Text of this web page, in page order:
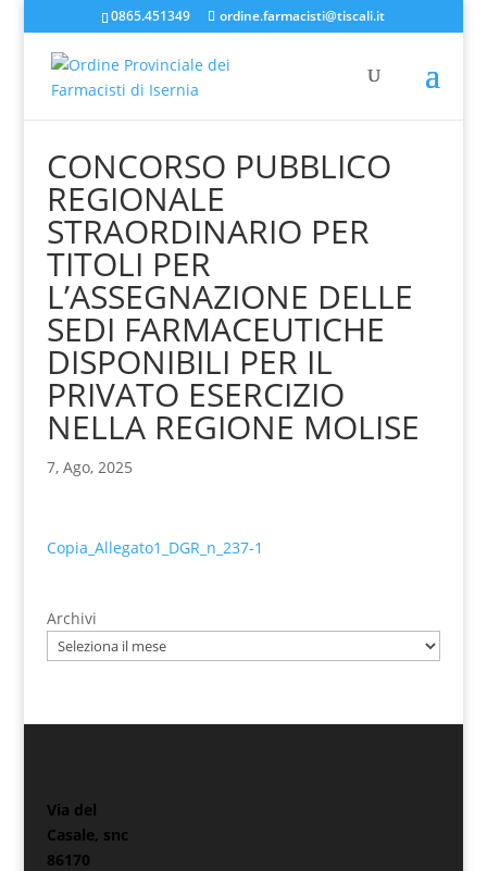
0865.451349 ordine.farmacisti@tiscali.it
CONCORSO PUBBLICO
REGIONALE
STRAORDINARIO PER
TITOLI PER
L’ASSEGNAZIONE DELLE
SEDI FARMACEUTICHE
DISPONIBILI PER IL
PRIVATO ESERCIZIO
NELLA REGIONE MOLISE
7, Ago, 2025
Copia_Allegato1_DGR_n_237-1
Archivi
Via del
Casale, snc
86170